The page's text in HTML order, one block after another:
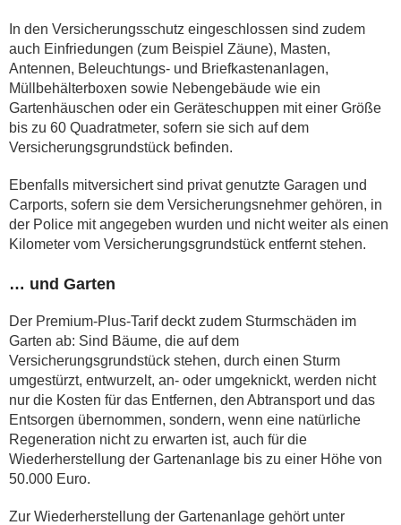
In den Versicherungsschutz eingeschlossen sind zudem
auch Einfriedungen (zum Beispiel Zäune), Masten,
Antennen, Beleuchtungs- und Briefkastenanlagen,
Müllbehälterboxen sowie Nebengebäude wie ein
Gartenhäuschen oder ein Geräteschuppen mit einer Größe
bis zu 60 Quadratmeter, sofern sie sich auf dem
Versicherungsgrundstück befinden.
Ebenfalls mitversichert sind privat genutzte Garagen und
Carports, sofern sie dem Versicherungsnehmer gehören, in
der Police mit angegeben wurden und nicht weiter als einen
Kilometer vom Versicherungsgrundstück entfernt stehen.
… und Garten
Der Premium-Plus-Tarif deckt zudem Sturmschäden im
Garten ab: Sind Bäume, die auf dem
Versicherungsgrundstück stehen, durch einen Sturm
umgestürzt, entwurzelt, an- oder umgeknickt, werden nicht
nur die Kosten für das Entfernen, den Abtransport und das
Entsorgen übernommen, sondern, wenn eine natürliche
Regeneration nicht zu erwarten ist, auch für die
Wiederherstellung der Gartenanlage bis zu einer Höhe von
50.000 Euro.
Zur Wiederherstellung der Gartenanlage gehört unter